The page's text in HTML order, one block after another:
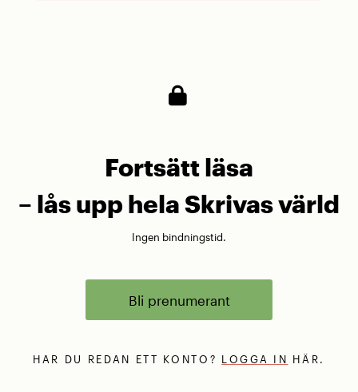
Fortsätt läsa
– lås upp hela Skrivas värld
Ingen bindningstid.
Bli prenumerant
HAR DU REDAN ETT KONTO? LOGGA IN HÄR.